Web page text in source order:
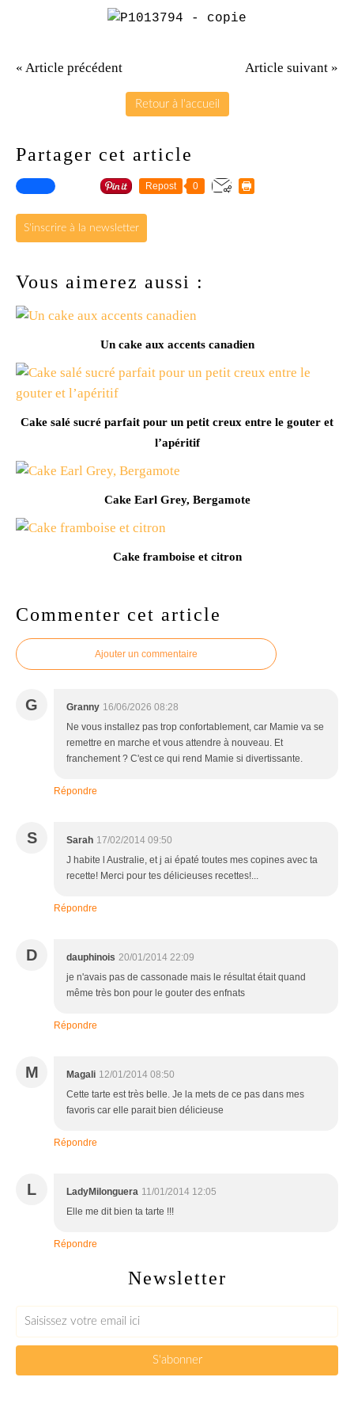
« Article précédent Article suivant »
Retour à l'accueil
Partager cet article
Repost 0
S'inscrire à la newsletter
Vous aimerez aussi :
Un cake aux accents canadien
Cake salé sucré parfait pour un petit creux entre le gouter et
l’apéritif
Cake Earl Grey, Bergamote
Cake framboise et citron
Commenter cet article
Ajouter un commentaire
G Granny 16/06/2026 08:28
Ne vous installez pas trop confortablement, car Mamie va se
remettre en marche et vous attendre à nouveau. Et
franchement ? C'est ce qui rend Mamie si divertissante.
Répondre
S Sarah 17/02/2014 09:50
J habite l Australie, et j ai épaté toutes mes copines avec ta
recette! Merci pour tes délicieuses recettes!...
Répondre
D dauphinois 20/01/2014 22:09
je n'avais pas de cassonade mais le résultat était quand
même très bon pour le gouter des enfnats
Répondre
M Magali 12/01/2014 08:50
Cette tarte est très belle. Je la mets de ce pas dans mes
favoris car elle parait bien délicieuse
Répondre
L LadyMilonguera 11/01/2014 12:05
Elle me dit bien ta tarte !!!
Répondre
Newsletter